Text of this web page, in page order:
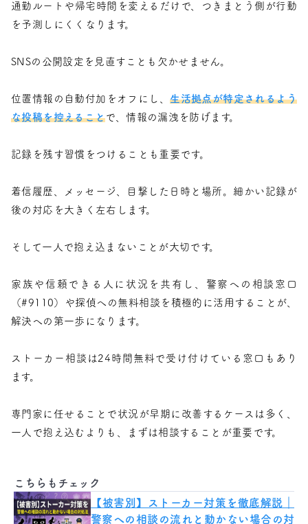
通勤ルートや帰宅時間を変えるだけで、つきまとう側が行動
を予測しにくくなります。
SNSの公開設定を見直すことも欠かせません。
位置情報の自動付加をオフにし、生活拠点が特定されるよう
な投稿を控えることで、情報の漏洩を防げます。
記録を残す習慣をつけることも重要です。
着信履歴、メッセージ、目撃した日時と場所。細かい記録が
後の対応を大きく左右します。
そして一人で抱え込まないことが大切です。
家族や信頼できる人に状況を共有し、警察への相談窓口
（#9110）や探偵への無料相談を積極的に活用することが、
解決への第一歩になります。
ストーカー相談は24時間無料で受け付けている窓口もあり
ます。
専門家に任せることで状況が早期に改善するケースは多く、
一人で抱え込むよりも、まずは相談することが重要です。
こちらもチェック
【被害別】ストーカー対策を徹底解説｜
警察への相談の流れと動かない場合の対